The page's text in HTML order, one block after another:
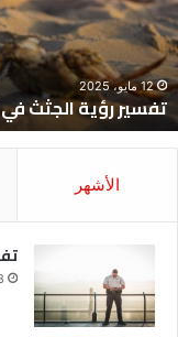
12 مايو، 2025
تفسير رؤية الجثث في
الأشهر
8